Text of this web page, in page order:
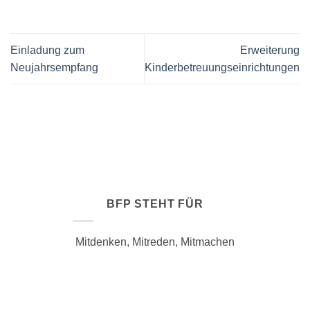
Einladung zum
Neujahrsempfang
Erweiterung
Kinderbetreuungseinrichtungen
BFP STEHT FÜR
Mitdenken, Mitreden, Mitmachen